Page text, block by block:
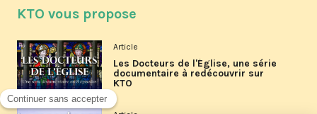
KTO vous propose
Article
Les Docteurs de l'Église, une série
documentaire à redécouvrir sur
KTO